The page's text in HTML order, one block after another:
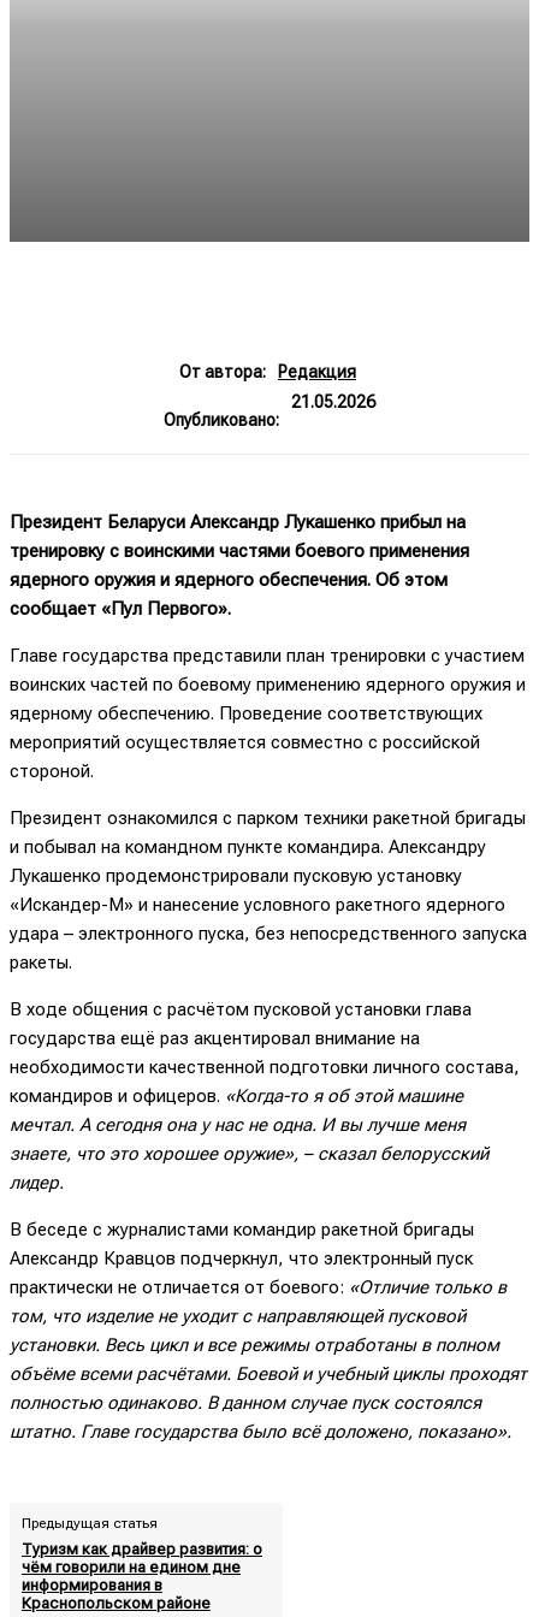
От автора: Редакция
Опубликовано:
21.05.2026
Президент Беларуси Александр Лукашенко прибыл на
тренировку с воинскими частями боевого применения
ядерного оружия и ядерного обеспечения. Об этом
сообщает «Пул Первого».
Главе государства представили план тренировки с участием
воинских частей по боевому применению ядерного оружия и
ядерному обеспечению. Проведение соответствующих
мероприятий осуществляется совместно с российской
стороной.
Президент ознакомился с парком техники ракетной бригады
и побывал на командном пункте командира. Александру
Лукашенко продемонстрировали пусковую установку
«Искандер-М» и нанесение условного ракетного ядерного
удара – электронного пуска, без непосредственного запуска
ракеты.
В ходе общения с расчётом пусковой установки глава
государства ещё раз акцентировал внимание на
необходимости качественной подготовки личного состава,
командиров и офицеров. «Когда-то я об этой машине
мечтал. А сегодня она у нас не одна. И вы лучше меня
знаете, что это хорошее оружие», – сказал белорусский
лидер.
В беседе с журналистами командир ракетной бригады
Александр Кравцов подчеркнул, что электронный пуск
практически не отличается от боевого: «Отличие только в
том, что изделие не уходит с направляющей пусковой
установки. Весь цикл и все режимы отработаны в полном
объёме всеми расчётами. Боевой и учебный циклы проходят
полностью одинаково. В данном случае пуск состоялся
штатно. Главе государства было всё доложено, показано».
Предыдущая статья
Туризм как драйвер развития: о
чём говорили на едином дне
информирования в
Краснопольском районе